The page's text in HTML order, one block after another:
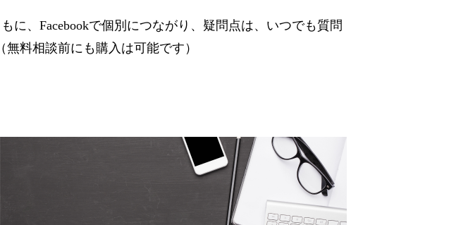
に、Facebookで個別につながり、疑問点は、いつでも質問
料相談前にも購入は可能です）